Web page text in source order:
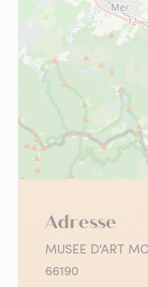
Adresse
MUSEE D'ART
66190